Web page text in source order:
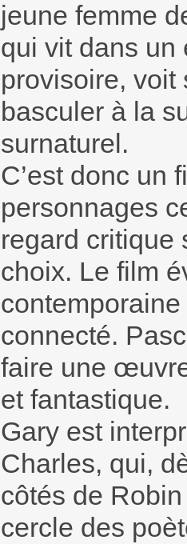
jeune femme
qui vit dans un
provisoire, voit
basculer à la
surnaturel.
C’est donc un
personnages
regard critique
choix. Le film
connecté.
faire une
et fantastique.
Gary est
Charles, qui,
côtés de
cercle des